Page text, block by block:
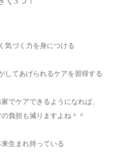
気づく力を身につける
してあげられるケアを習得する
でケアできるようになれば、
負担も減りますよね＾＾
生まれ持っている